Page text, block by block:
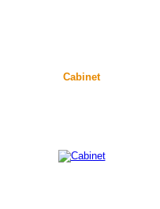
Cabinet